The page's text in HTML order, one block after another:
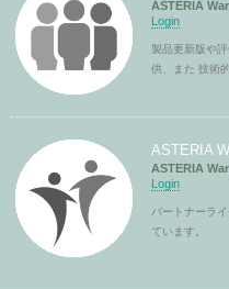
ASTERIA
Login
製品更新版や
供、また 技術
ASTERIA
ASTERIA
Login
パートナーラ
ています。